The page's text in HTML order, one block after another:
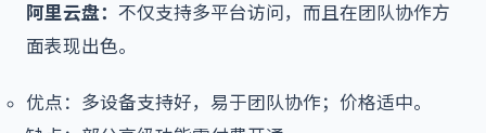
阿里云盘： 不仅支持多平台访问，而且在团队协作方
面表现出色。
优点：多设备支持好，易于团队协作；价格适中。